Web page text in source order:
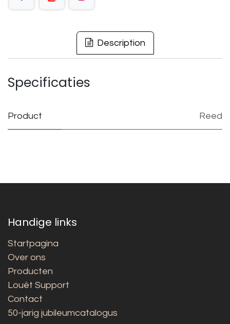
Description
Specificaties
Product Reed
Handige links
Startpagina
Over ons
Producten
Louët Support
Contact
50-jarig jubileumcatalogus